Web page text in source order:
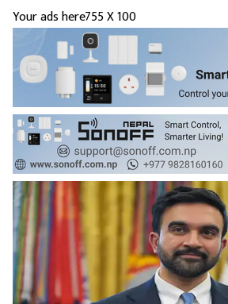
Your ads here755 X 100